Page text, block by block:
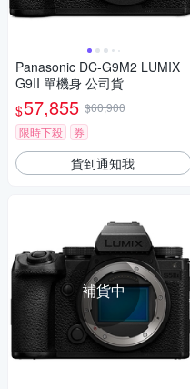
Panasonic DC-G9M2 LUMIX
G9II 單機身 公司貨
$57,855 $60,900
限時下殺
券
貨到通知我
補貨中